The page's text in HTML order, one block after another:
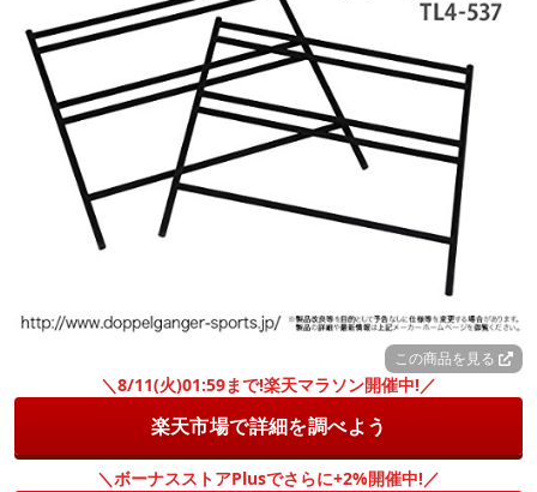
この商品を見る
＼8/11(火)01:59まで!楽天マラソン開催中!／
楽天市場で詳細を調べよう
＼ボーナスストアPlusでさらに+2%開催中!／